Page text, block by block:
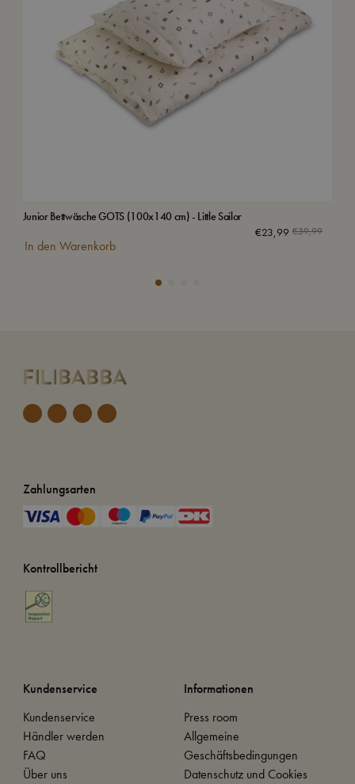
Junior Bettwäsche GOTS (100x140 cm) - Little Sailor
€39,99
€23,99
In den Warenkorb
Zahlungsarten
Kontrollbericht
Kundenservice
Kundenservice
Händler werden
FAQ
Über uns
Informationen
Press room
Allgemeine
Geschäftsbedingungen
Datenschutz und Cookies